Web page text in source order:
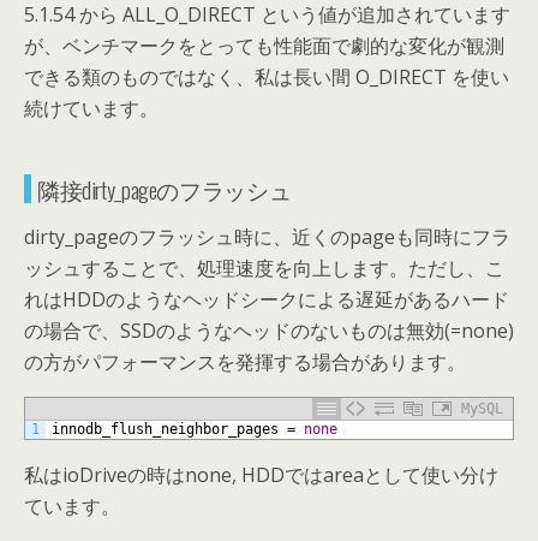
5.1.54 から ALL_O_DIRECT という値が追加されています
が、ベンチマークをとっても性能面で劇的な変化が観測
できる類のものではなく、私は長い間 O_DIRECT を使い
続けています。
隣接dirty_pageのフラッシュ
dirty_pageのフラッシュ時に、近くのpageも同時にフラ
ッシュすることで、処理速度を向上します。ただし、こ
れはHDDのようなヘッドシークによる遅延があるハード
の場合で、SSDのようなヘッドのないものは無効(=none)
の方がパフォーマンスを発揮する場合があります。
MySQL
1
innodb_flush_neighbor_pages = none
私はioDriveの時はnone, HDDではareaとして使い分け
ています。